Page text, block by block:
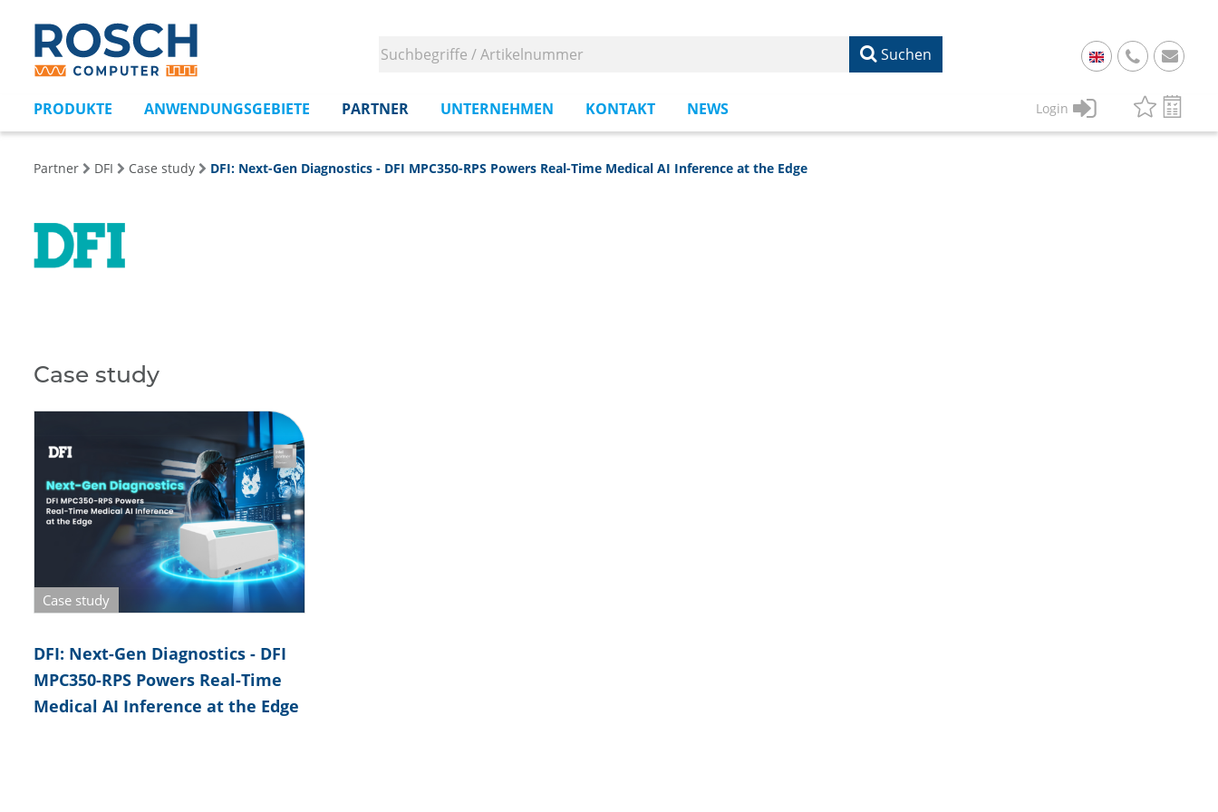
Suchen
49
PRODUKTE ANWENDUNGSGEBIETE PARTNER UNTERNEHMEN KONTAKT NEWS Login
Partner DFI Case study DFI: Next-Gen Diagnostics - DFI MPC350-RPS Powers Real-Time Medical AI Inference at the Edge
Case study
Case study
DFI: Next-Gen Diagnostics - DFI
MPC350-RPS Powers Real-Time
Medical AI Inference at the Edge